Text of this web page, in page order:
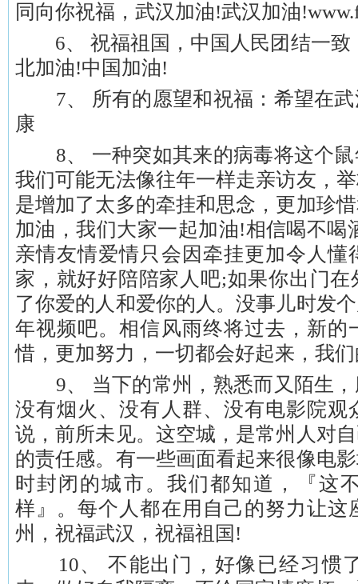
同向你祝福，武汉加油!武汉加油
6、 祝福祖国，中国人民团结一致
北加油!中国加油!
7、 所有的愿望和祝福：希望在武
康
8、 一种突如其来的病毒将这个鼠
我们可能无法像往年一样走亲访友，
是增加了太多的牵挂和思念，更加珍
加油，我们大家一起加油!相信喝不喝
亲情友情爱情只会因牵挂更加令人懂
家，就好好陪陪家人吧;如果你出门
了你爱的人和爱你的人。没事儿时发
年视频吧。相信风雨终将过去，新的
惜，更加努力，一切都会好起来，我
9、 当下的常州，熟悉而又陌生，
没有烟火、没有人群、没有电影院观
说，前所未见。这空城，是常州人对
的责任感。有一些画面看起来很像电
时封闭的城市。我们都知道，『这
样』。每个人都在用自己的努力让这
州，祝福武汉，祝福祖国!
10、 不能出门，好像已经习惯